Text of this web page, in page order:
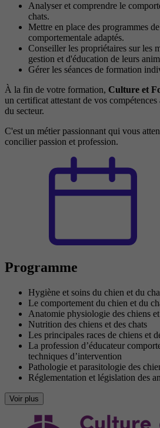
Analyser et comprendre le
chats.
Mettre en place des programmes
comportementale adaptés.
Conseiller les propriétaires sur les
gestion et d'éducation de leurs
Gérer les séances de formation
À la fin de votre formation, Culture et
un certificat attestant de vos
du secteur.
C'est un métier passionnant qui vous
concilier passion et profession.
Programme
Hygiène et soins du chien et du
Le comportement du chien et du
Anatomie physiologie des chiens
Nutrition des chiens et des chats
Les principales races de chiens et
La profession d’éducateur
techniques d’intervention
Pathologie et parasitologie des
Réglementation et législation des
Voir plus